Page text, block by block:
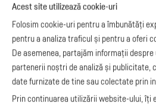
Exemple de facturi
Model factură
Manual de
facturare
Legislaţie facturi
Facturare online
blog.factureaza.ro
e-Factura B2C
API e-Factura
e-Transport
Integrare
Integrare
SmartFintech
Integrare
Acest site utilizează cookie-uri
Folosim cookie-uri pentru a îmbunătăți
pentru a analiza traficul și pentru a oferi
De asemenea, partajăm informații
partenerii noștri de analiză și publicitate,
date furnizate de tine sau colectate prin
Prin continuarea utilizării website-ului, îți